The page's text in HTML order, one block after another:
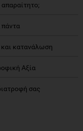
απαραίτητο;
κατανάλωση
Αξία
σας